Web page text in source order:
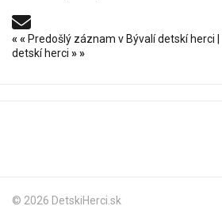
«« Predošlý záznam v Bývalí detskí herci
detskí herci »»
© 2026 DetskiHerci.sk